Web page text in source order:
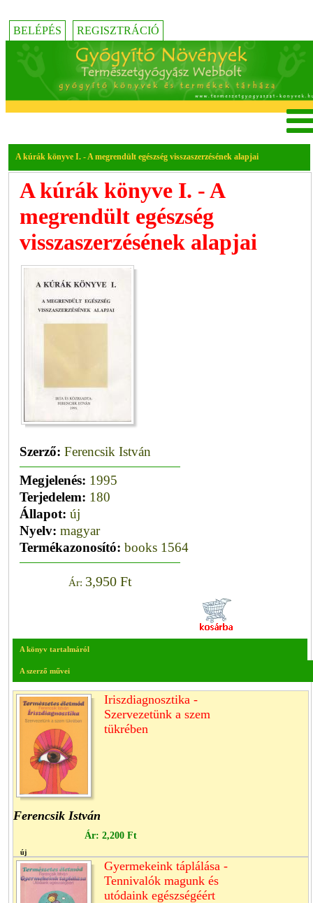
BELÉPÉS REGISZTRÁCIÓ
A kúrák könyve I. - A megrendült egészség visszaszerzésének alapjai
A kúrák könyve I. - A
megrendült egészség
visszaszerzésének alapjai
Szerző: Ferencsik István
Megjelenés: 1995
Terjedelem: 180
Állapot: új
Nyelv: magyar
Termékazonosító: books 1564
Ár: 3,950 Ft
A könyv tartalmáról
A szerző művei
Iriszdiagnosztika -
Szervezetünk a szem
tükrében
Ferencsik István
Ár: 2,200 Ft
új
Gyermekeink táplálása -
Tennivalók magunk és
utódaink egészségéért